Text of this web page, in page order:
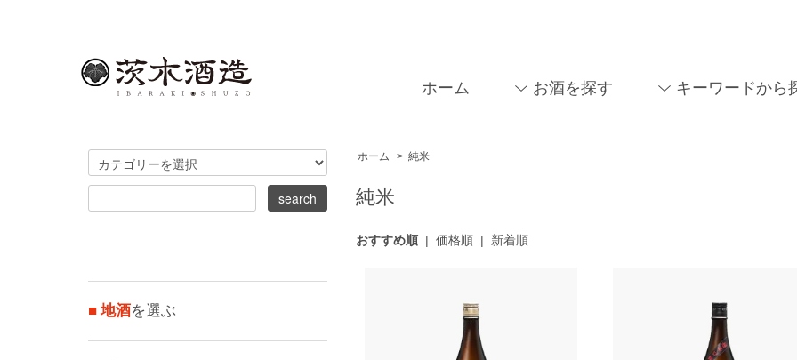
ホーム お酒を探す キーワードから
ホーム > 純米
純米
おすすめ順| 価格順| 新着順
■ 地酒を選ぶ